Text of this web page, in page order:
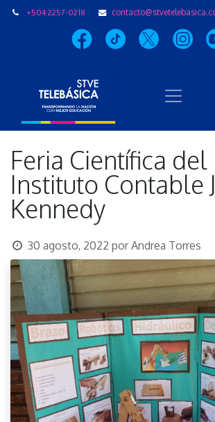
+504 2257-0218
Feria Científica del
Instituto Contable
Kennedy
30 agosto, 2022 porAndrea Torres